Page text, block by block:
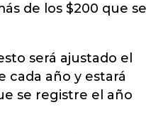
de los $200 que se
será ajustado el
cada año y estará
se registre el año